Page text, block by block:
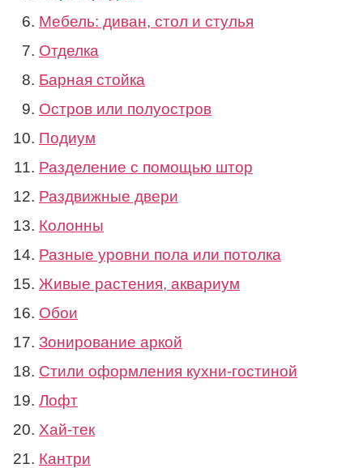
Мебель: диван, стол и стулья
Отделка
Барная стойка
Остров или полуостров
Подиум
Разделение с помощью штор
Раздвижные двери
Колонны
Разные уровни пола или потолка
Живые растения, аквариум
Обои
Зонирование аркой
Стили оформления кухни-гостиной
Лофт
Хай-тек
Кантри